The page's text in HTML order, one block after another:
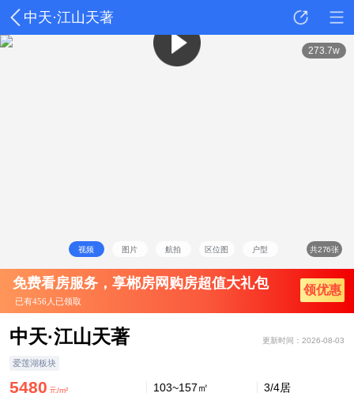
中天·江山天著
视频 图片 航拍 区位图 户型 共276张
273.7w
详情 点评
免费看房服务，享郴房网购房超值大礼包
已有456人已领取
领优惠
中天·江山天著 更新时间：2026-08-03
爱莲湖板块
5480 元/m²
103~157㎡ 3/4居